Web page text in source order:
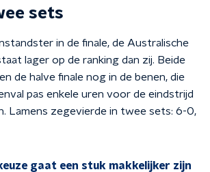
sets
in de finale, de Australische
lager op de ranking dan zij. Beide
de halve finale nog in de benen, die
pas enkele uren voor de eindstrijd
Lamens zegevierde in twee sets: 6-0,
gaat een stuk makkelijker zijn